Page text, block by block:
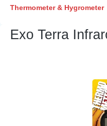
Thermometer & Hygrometer
Exo Terra
Bildergalerie überspringen